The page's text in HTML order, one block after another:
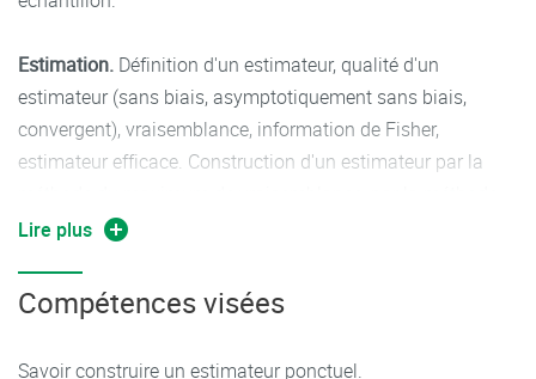
Estimation. Définition d'un estimateur, qualité d'un
estimateur (sans biais, asymptotiquement sans biais,
convergent), vraisemblance, information de Fisher,
estimateur efficace. Construction d'un estimateur par la
des moments.
Intervalles de confiance. principe de construction d'un
intervalle de confiance et application au cas gaussien
Lire plus
Compétences visées
Savoir construire un estimateur ponctuel.